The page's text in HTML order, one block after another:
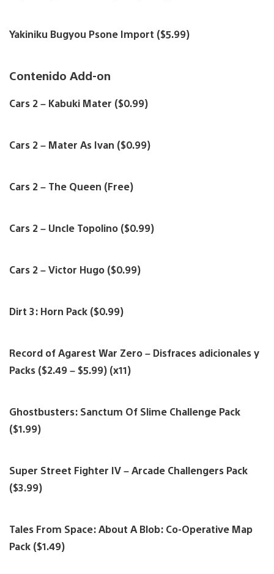
Yakiniku Bugyou Psone Import ($5.99)
Contenido Add-on
Cars 2 – Kabuki Mater ($0.99)
Cars 2 – Mater As Ivan ($0.99)
Cars 2 – The Queen (Free)
Cars 2 – Uncle Topolino ($0.99)
Cars 2 – Victor Hugo ($0.99)
Dirt 3: Horn Pack ($0.99)
Record of Agarest War Zero – Disfraces adicionales y
Packs ($2.49 – $5.99) (x11)
Ghostbusters: Sanctum Of Slime Challenge Pack
($1.99)
Super Street Fighter IV – Arcade Challengers Pack
($3.99)
Tales From Space: About A Blob: Co-Operative Map
Pack ($1.49)